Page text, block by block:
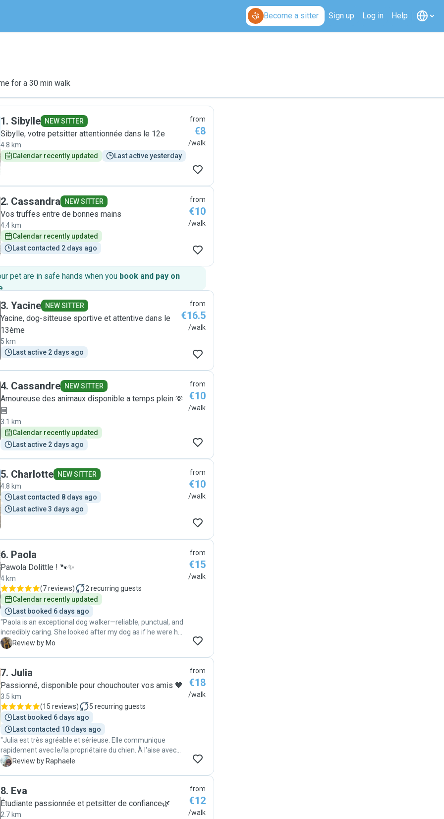
Become a sitter Sign up Log in Help
for a 30 min walk
1. Sibylle NEW SITTER
Sibylle, votre petsitter attentionnée dans le 12e
4.8 km
Calendar recently updated
Last active yesterday
from
€8
/walk
2. Cassandra NEW SITTER
Vos truffes entre de bonnes mains
4.4 km
Calendar recently updated
Last contacted 2 days ago
from
€10
/walk
pet are in safe hands when you book and pay on
.
3. Yacine NEW SITTER
Yacine, dog-sitteuse sportive et attentive dans le
13ème
5 km
Last active 2 days ago
from
€16.5
/walk
4. Cassandre NEW SITTER
Amoureuse des animaux disponible a temps plein 🫶
🏼
3.1 km
Calendar recently updated
Last active 2 days ago
from
€10
/walk
5. Charlotte
NEW SITTER
4.8 km
Last contacted 8 days ago
Last active 3 days ago
from
€10
/walk
6. Paola
Pawola Dolittle ! 🐾✨
4 km
(7 reviews) 2 recurring guests
Calendar recently updated
Last booked 6 days ago
"Paola is an exceptional dog walker—reliable, punctual, and
incredibly caring. She looked after my dog as if he were her
own, always proactive and attentive to his needs. I felt
promeneuse de chiens exceptionnelle : fiable, ponctuelle et
très attentionnée. Elle s’est occupée de mon chien comme
s’il était le sien, toujours proactive et attentive à ses
besoins. J'avais l’esprit totalement tranquille en sachant
qu’il était entre de si bonnes mains. Je la recommande
vivement !"
M Review by Mo
from
€15
/walk
7. Julia
Passionné, disponible pour chouchouter vos amis 🧡
3.5 km
(15 reviews) 5 recurring guests
Last booked 6 days ago
Last contacted 10 days ago
"Julia est très agréable et sérieuse. Elle communique
rapidement avec le/la propriétaire du chien. À l'aise avec
mon chien, je le lui laisse en toute confiance, alors qu'il a
R Review by Raphaele
from
€18
/walk
8. Eva
Étudiante passionnée et petsitter de confiance🌿
2.7 km
from
€12
/walk